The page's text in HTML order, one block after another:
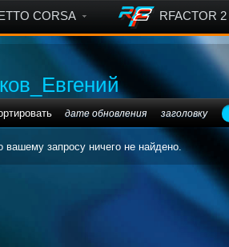
CORSA RFACTOR 2
дате обновления заголовку
вашему запросу ничего не найдено.